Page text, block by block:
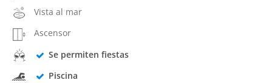
Vista al mar
Ascensor
Se permiten fiestas
Piscina